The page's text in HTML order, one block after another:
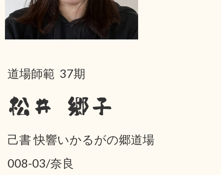
道場師範 37期
松井 郷子
己書 快響いかるがの郷道場
008-03/奈良